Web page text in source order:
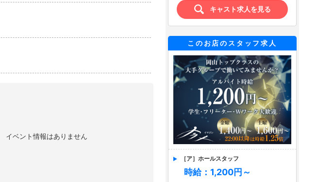
イベント情報はありません
キャスト求人を見る
このお店のスタッフ求人
［ア］ホールスタッフ
時給：1,200円～